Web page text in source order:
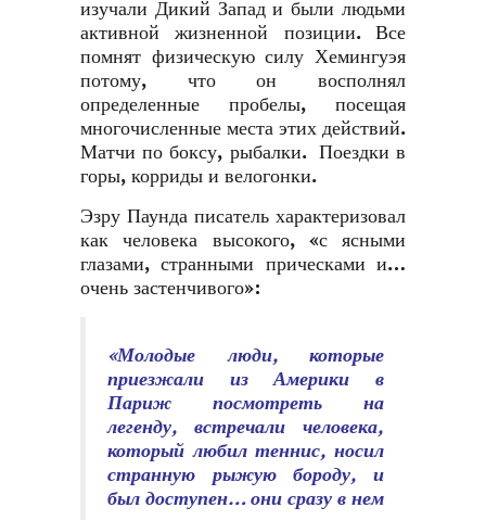
изучали Дикий Запад и были людьми
активной жизненной позиции. Все
помнят физическую силу Хемингуэя
потому, что он восполнял
определенные пробелы, посещая
многочисленные места этих действий.
Матчи по боксу, рыбалки. Поездки в
горы, корриды и велогонки.
Эзру Паунда писатель характеризовал
как человека высокого, «с ясными
глазами, странными прическами и…
очень застенчивого»:
«Молодые люди, которые
приезжали из Америки в
Париж посмотреть на
легенду, встречали человека,
который любил теннис, носил
странную рыжую бороду, и
был доступен… они сразу в нем